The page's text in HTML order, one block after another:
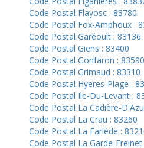
Code Postal Flayosc : 83780
Code Postal Fox-Amphoux :
Code Postal Garéoult : 83136
Code Postal Giens : 83400
Code Postal Gonfaron : 83590
Code Postal Grimaud : 83310
Code Postal Hyeres-Plage :
Code Postal Ile-Du-Levant :
Code Postal La Cadière-
Code Postal La Crau : 83260
Code Postal La Farlède :
Code Postal La Garde-Freinet